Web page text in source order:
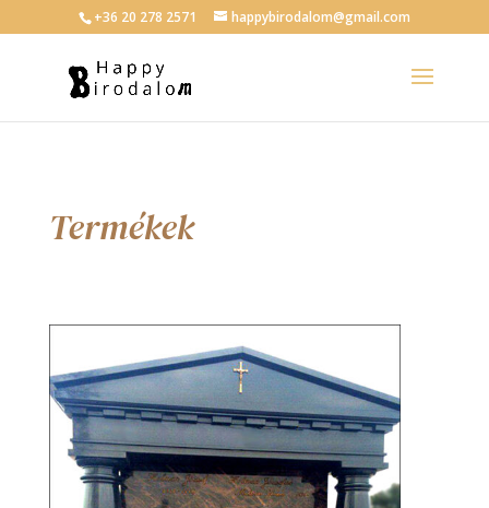
+36 20 278 2571 happybirodalom@gmail.com
Termékek